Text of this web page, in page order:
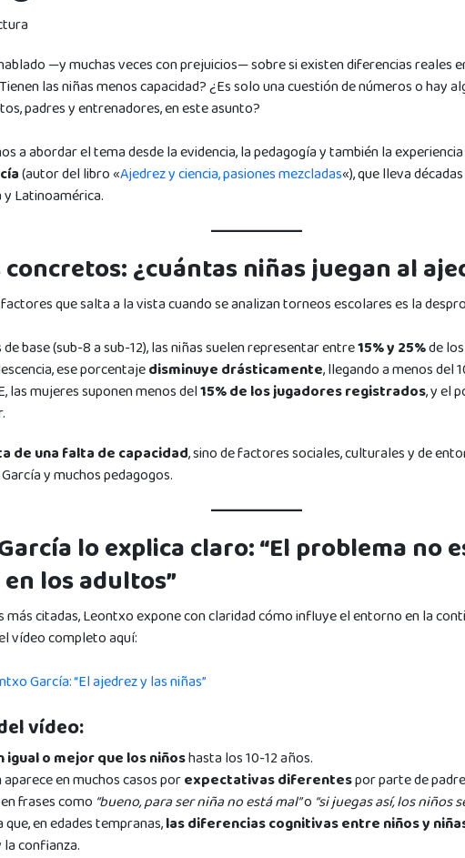
—y muchas veces con prejuicios— sobre si existen diferencias reales
las niñas menos capacidad? ¿Es solo una cuestión de números o hay
padres y entrenadores, en este asunto?
a abordar el tema desde la evidencia, la pedagogía y también la
(autor del libro «Ajedrez y ciencia, pasiones mezcladas«), que lleva
Latinoamérica.
concretos: ¿cuántas niñas juegan al
que salta a la vista cuando se analizan torneos escolares es la
base (sub-8 a sub-12), las niñas suelen representar entre15% y 25%de
ese porcentajedisminuye drásticamente, llegando a menos del
las mujeres suponen menos del15% de los jugadores registrados, y el
de una falta de capacidad, sino de factores sociales, culturales y de
y muchos pedagogos.
lo explica claro: “El problema no
los adultos”
más citadas, Leontxo expone con claridad cómo influye el entorno en la
vídeo completo aquí:
García: “El ajedrez y las niñas”
vídeo:
igual o mejor que los niñoshasta los 10-12 años.
en muchos casos porexpectativas diferentespor parte de
frases como “bueno, para ser niña no está mal”o “si juegas así, los niños
en edades tempranas,las diferencias cognitivas entre niños y
confianza.